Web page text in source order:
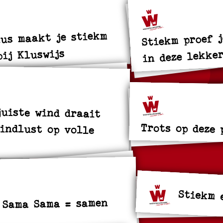
maakt je stiekm
Kluswijs
Stiekm proef
in deze
wind draait
op volle
Trots op
Sama = samen Stiekm